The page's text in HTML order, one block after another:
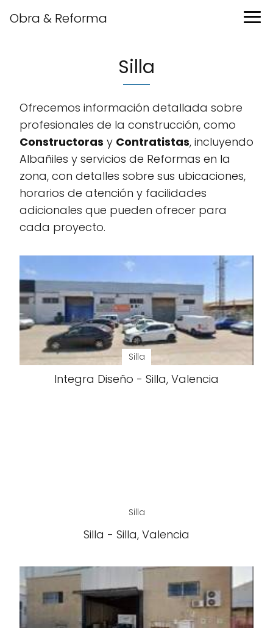
Obra & Reforma
Silla
Ofrecemos información detallada sobre
profesionales de la construcción, como
Constructoras y Contratistas, incluyendo
Albañiles y servicios de Reformas en la
zona, con detalles sobre sus ubicaciones,
horarios de atención y facilidades
adicionales que pueden ofrecer para
cada proyecto.
Silla
Integra Diseño - Silla, Valencia
Silla
Silla - Silla, Valencia